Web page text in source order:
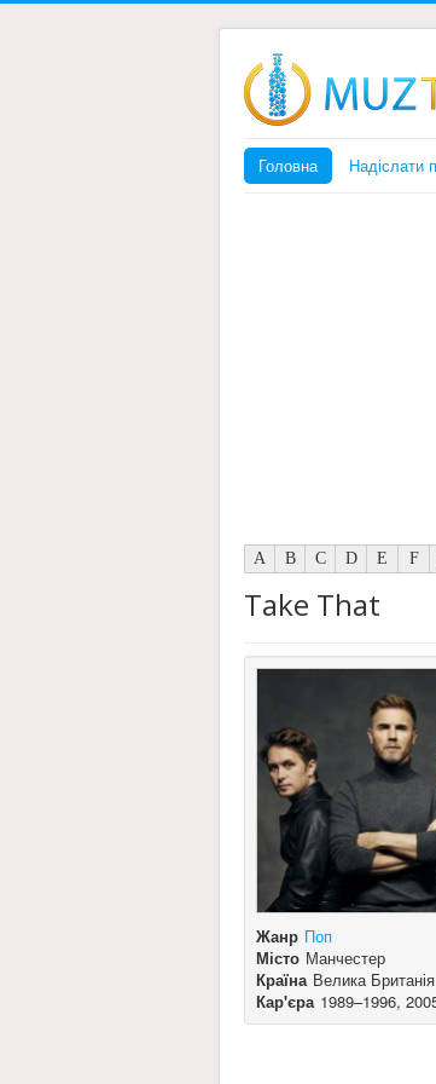
Головна Надіслати
A B C D E F
Take That
Жанр Поп
Місто Манчестер
Країна Велика Британія
Кар'єра 1989–1996,